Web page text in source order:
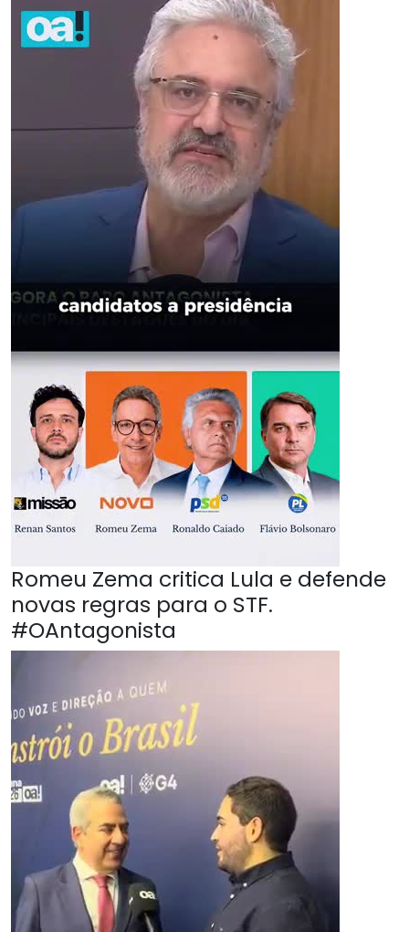
Romeu Zema critica Lula e defende
novas regras para o STF.
#OAntagonista